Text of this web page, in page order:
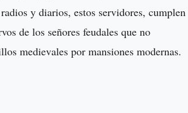
y diarios, estos servidores, cumplen
de los señores feudales que no
medievales por mansiones modernas.